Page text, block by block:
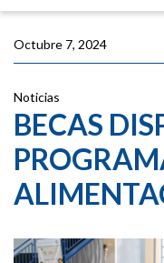
Octubre 7, 2024
Noticias
BECAS